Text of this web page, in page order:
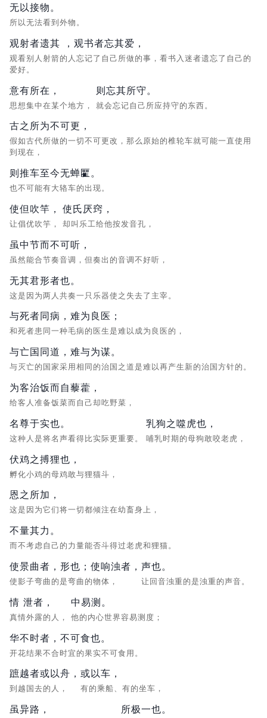
无以接物。
所以无法看到外物。
观射者遗其 ，观书者忘其爱，
观看别人射箭的人忘记了自己所做的事，看书入迷者遗忘了自己的
爱好。
意有所在，
思想集中在某个地方，
则忘其所守。
就会忘记自己所应持守的东西。
古之所为不可更，
假如古代所做的一切不可更改，那么原始的椎轮车就可能一直使用
到现在，
则推车至今无蝉匷。
也不可能有大辂车的出现。
使但吹竿，
让倡优吹竽，
使氏厌窍，
却叫乐工给他按发音孔，
虽中节而不可听，
虽然能合节奏音调，但奏出的音调不好听，
无其君形者也。
这是因为两人共奏一只乐器使之失去了主宰。
与死者同病，难为良医；
和死者患同一种毛病的医生是难以成为良医的，
与亡国同道，难与为谋。
与灭亡的国家采用相同的治国之道是难以再产生新的治国方针的。
为客治饭而自藜藿，
给客人准备饭菜而自己却吃野菜，
名尊于实也。
这种人是将名声看得比实际更重要。
乳狗之噬虎也，
哺乳时期的母狗敢咬老虎，
伏鸡之搏狸也，
孵化小鸡的母鸡敢与狸猫斗，
恩之所加，
这是因为它们将一切都倾注在幼畜身上，
不量其力。
而不考虑自己的力量能否斗得过老虎和狸猫。
使景曲者，形也；使响浊者，
使影子弯曲的是弯曲的物体，
声也。
让回音浊重的是浊重的声音。
情 泄者，
真情外露的人，
中易测。
他的内心世界容易测度；
华不时者，不可食也。
开花结果不合时宜的果实不可食用。
蹠越者或以舟，
到越国去的人，
或以车，
有的乘船、有的坐车，
虽异路， 所极一也。